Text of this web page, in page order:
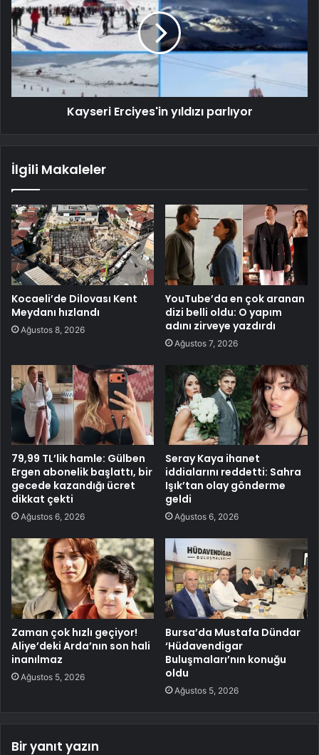
Kayseri Erciyes'in yıldızı parlıyor
İlgili Makaleler
Kocaeli’de Dilovası Kent
Meydanı hızlandı
Ağustos 8, 2026
YouTube’da en çok aranan
dizi belli oldu: O yapım
adını zirveye yazdırdı
Ağustos 7, 2026
79,99 TL’lik hamle: Gülben
Ergen abonelik başlattı, bir
gecede kazandığı ücret
dikkat çekti
Ağustos 6, 2026
Seray Kaya ihanet
iddialarını reddetti: Sahra
Işık’tan olay gönderme
geldi
Ağustos 6, 2026
Zaman çok hızlı geçiyor!
Aliye’deki Arda’nın son hali
inanılmaz
Ağustos 5, 2026
Bursa’da Mustafa Dündar
‘Hüdavendigar
Buluşmaları’nın konuğu
oldu
Ağustos 5, 2026
Bir yanıt yazın